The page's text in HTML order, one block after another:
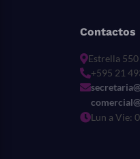
Contactos
Estrella
+595 21
Lun a Vie: